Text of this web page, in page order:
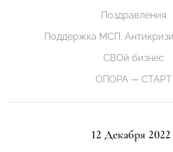
Поздравления
Поддержка МСП.
СВОй бизнес
ОПОРА — СТАРТ
12 Декабря 2022